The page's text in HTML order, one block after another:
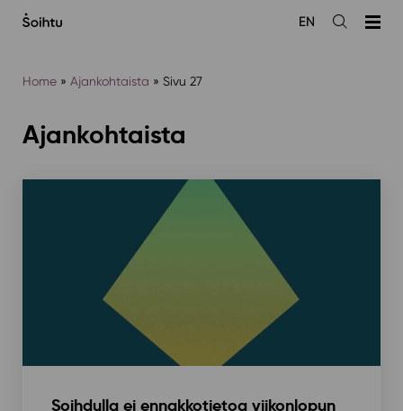
sisältöön
Avaa
EN
Home» Ajankohtaista » Sivu 27
Ajankohtaista
Soihdulla ei ennakkotietoa viikonlopun